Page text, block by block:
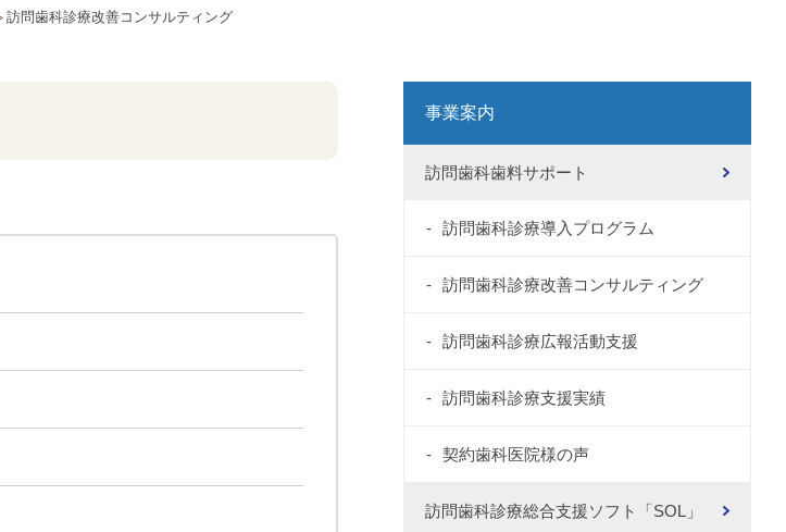
訪問歯科診療改善コンサルティング
事業案内
訪問歯科歯料サポート
訪問歯科診療導入プログラム
訪問歯科診療改善コンサルティング
訪問歯科診療広報活動支援
訪問歯科診療支援実績
契約歯科医院様の声
訪問歯科診療総合支援ソフト「SOL」